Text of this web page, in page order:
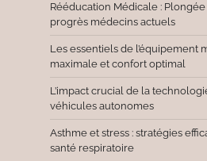
Rééducation Médicale :
progrès médecins actuels
Les essentiels de l’équipement
maximale et confort optimal
L’impact crucial de la
véhicules autonomes
Asthme et stress : stratégies
santé respiratoire